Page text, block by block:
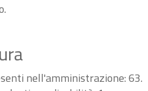
nell'amministrazione: 63.